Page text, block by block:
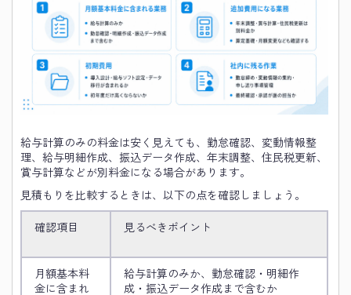
給与計算のみの料金は安く見えても、勤怠確認、変動情報整
理、給与明細作成、振込データ作成、年末調整、住民税更新、
賞与計算などが別料金になる場合があります。
見積もりを比較するときは、以下の点を確認しましょう。
確認項目 見るべきポイント
月額基本料
金に含まれ
給与計算のみか、勤怠確認・明細作
成・振込データ作成まで含むか